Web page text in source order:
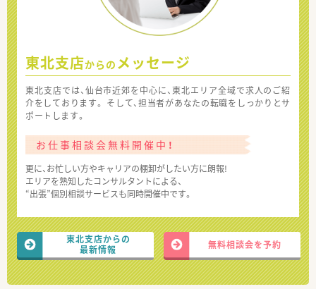
東北支店からの メッセージ
東北支店では、仙台市近郊を中心に、東北エリア全域で求人のご紹
介をしております。 そして、担当者があなたの転職をしっかりとサ
ポートします。
お仕事相談会無料開催中！
更に、お忙しい方やキャリアの棚卸がしたい方に朗報!
エリアを熟知したコンサルタントによる、
“出張”個別相談サービスも同時開催中です。
東北支店からの
最新情報
無料相談会を予約